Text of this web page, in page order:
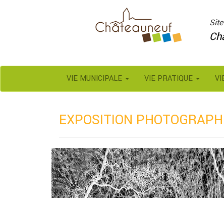
VIE MUNICIPALE VIE PRATIQUE
EXPOSITION